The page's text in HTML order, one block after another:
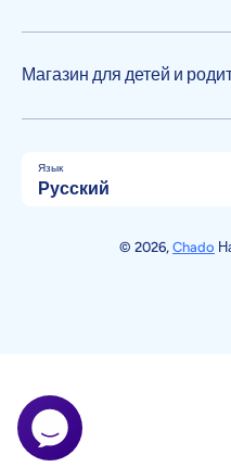
Магазин для детей и
Язык
Русский
© 2026, Chado